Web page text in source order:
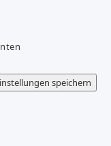
speichern